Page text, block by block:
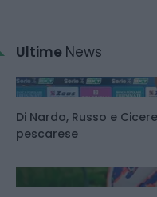
Ultime News
Di Nardo, Russo e
pescarese